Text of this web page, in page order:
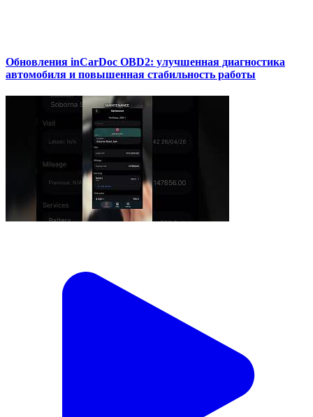
Обновления inCarDoc OBD2: улучшенная диагностика
автомобиля и повышенная стабильность работы